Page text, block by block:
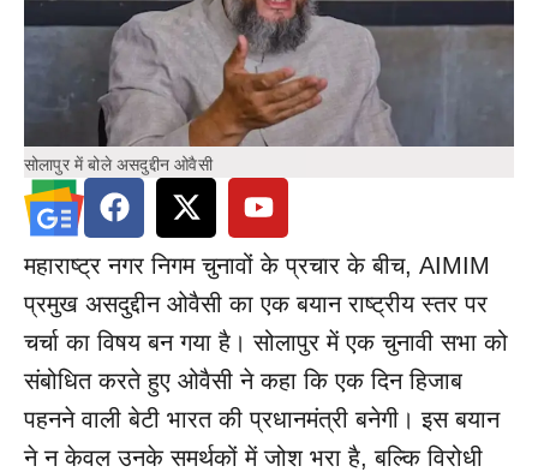
सोलापुर में बोले असदुद्दीन ओवैसी
महाराष्ट्र नगर निगम चुनावों के प्रचार के बीच, AIMIM
प्रमुख असदुद्दीन ओवैसी का एक बयान राष्ट्रीय स्तर पर
चर्चा का विषय बन गया है। सोलापुर में एक चुनावी सभा को
संबोधित करते हुए ओवैसी ने कहा कि एक दिन हिजाब
पहनने वाली बेटी भारत की प्रधानमंत्री बनेगी। इस बयान
ने न केवल उनके समर्थकों में जोश भरा है, बल्कि विरोधी